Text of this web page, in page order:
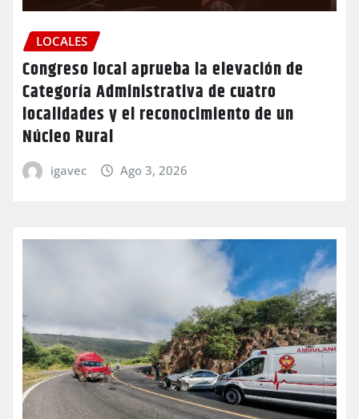
LOCALES
Congreso local aprueba la elevación de
Categoría Administrativa de cuatro
localidades y el reconocimiento de un
Núcleo Rural
igavec Ago 3, 2026